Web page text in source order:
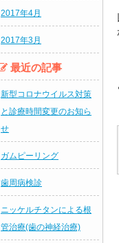
2017年4月
2017年3月
最近の記事
新型コロナウイルス対策
と診療時間変更のお知ら
せ
ガムピーリング
歯周病検診
ニッケルチタンによる根
管治療(歯の神経治療)